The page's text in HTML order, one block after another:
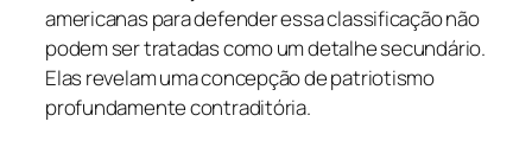
americanas para defender essa classificação não
podem ser tratadas como um detalhe secundário.
Elas revelam uma concepção de patriotismo
profundamente contraditória.